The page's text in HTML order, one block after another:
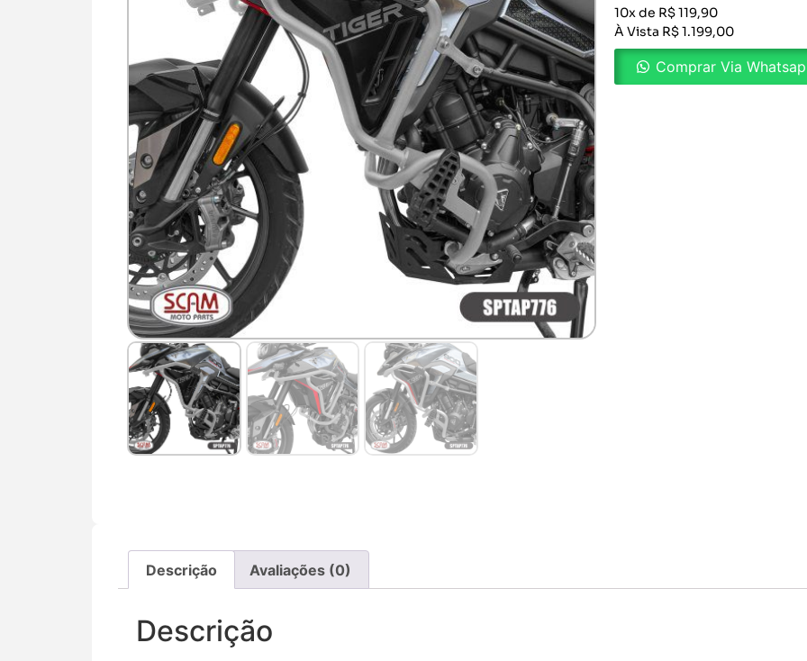
10x de R$ 119,90
À Vista R$ 1.199,00
Comprar Via
Descrição Avaliações (0)
Descrição